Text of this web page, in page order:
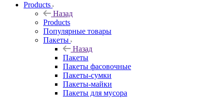
Products
Назад
Products
Популярные товары
Пакеты
Назад
Пакеты
Пакеты фасовочные
Пакеты-сумки
Пакеты-майки
Пакеты для мусора